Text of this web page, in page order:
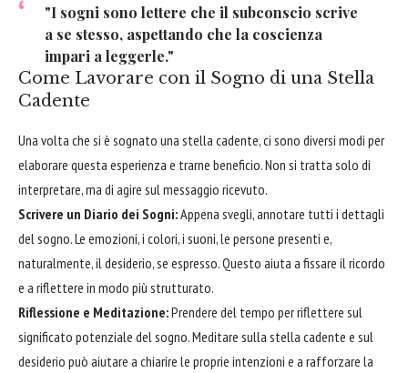
"I sogni sono lettere che il subconscio scrive
a se stesso, aspettando che la coscienza
impari a leggerle."
Come Lavorare con il Sogno di una Stella
Cadente
Una volta che si è sognato una stella cadente, ci sono diversi modi per
elaborare questa esperienza e trarne beneficio. Non si tratta solo di
interpretare, ma di agire sul messaggio ricevuto.
Scrivere un Diario dei Sogni:Appena svegli, annotare tutti i dettagli
del sogno. Le emozioni, i colori, i suoni, le persone presenti e,
naturalmente, il desiderio, se espresso. Questo aiuta a fissare il ricordo
e a riflettere in modo più strutturato.
Riflessione e Meditazione:Prendere del tempo per riflettere sul
significato potenziale del sogno. Meditare sulla stella cadente e sul
desiderio può aiutare a chiarire le proprie intenzioni e a rafforzare la